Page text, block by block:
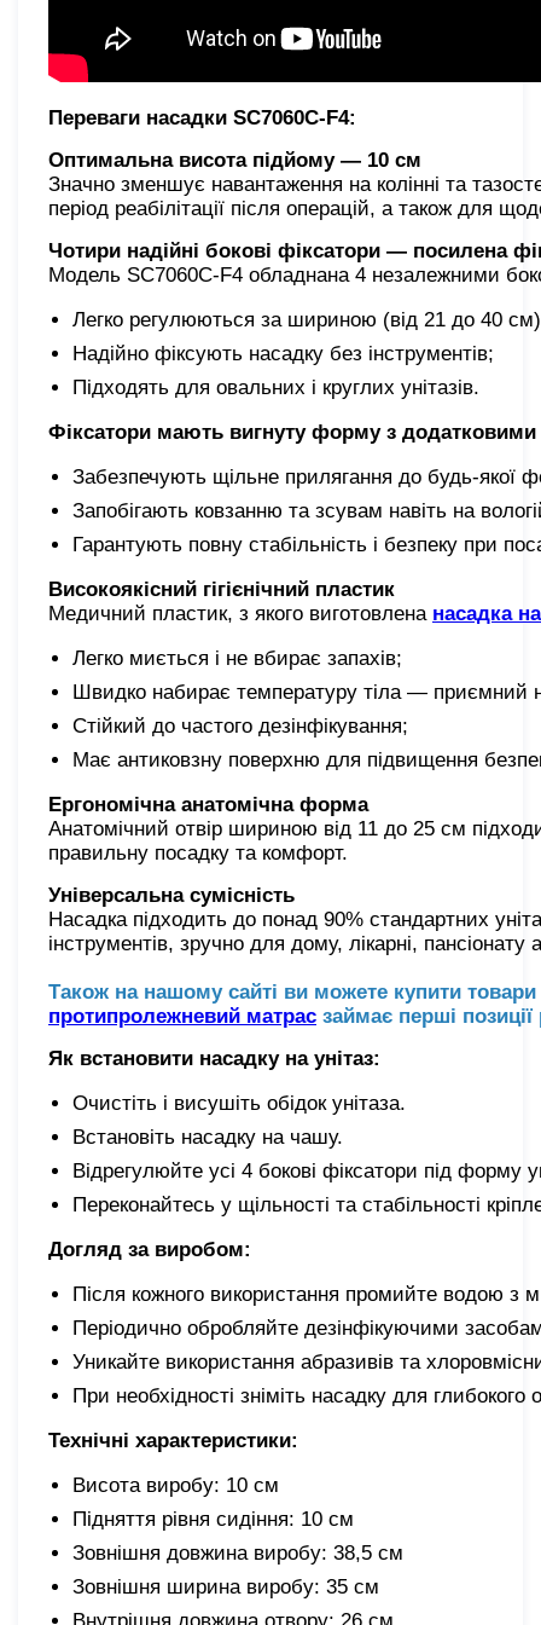
Переваги насадки SC7060C-F4:
Оптимальна висота підйому — 10 см
Значно зменшує навантаження на колінні та
період реабілітації після операцій, а також для
Чотири надійні бокові фіксатори — посилена
Модель SC7060C-F4 обладнана 4 незалежними
Легко регулюються за шириною (від 21 до 40
Надійно фіксують насадку без інструментів;
Підходять для овальних і круглих унітазів.
Фіксатори мають вигнуту форму з додатковими
Забезпечують щільне прилягання до будь-якої
Запобігають ковзанню та зсувам навіть на
Гарантують повну стабільність і безпеку при
Високоякісний гігієнічний пластик
Медичний пластик, з якого виготовлена насадка
Легко миється і не вбирає запахів;
Швидко набирає температуру тіла — приємний
Стійкий до частого дезінфікування;
Має антиковзну поверхню для підвищення
Ергономічна анатомічна форма
Анатомічний отвір шириною від 11 до 25 см
правильну посадку та комфорт.
Універсальна сумісність
Насадка підходить до понад 90% стандартних
інструментів, зручно для дому, лікарні,
Також на нашому сайті ви можете купити
протипролежневий матрас займає перші
Як встановити насадку на унітаз:
Очистіть і висушіть обідок унітаза.
Встановіть насадку на чашу.
Відрегулюйте усі 4 бокові фіксатори під форму
Переконайтесь у щільності та стабільності
Догляд за виробом:
Після кожного використання промийте водою з
Періодично обробляйте дезінфікуючими
Уникайте використання абразивів та
При необхідності зніміть насадку для
Технічні характеристики:
Висота виробу: 10 см
Підняття рівня сидіння: 10 см
Зовнішня довжина виробу: 38,5 см
Зовнішня ширина виробу: 35 см